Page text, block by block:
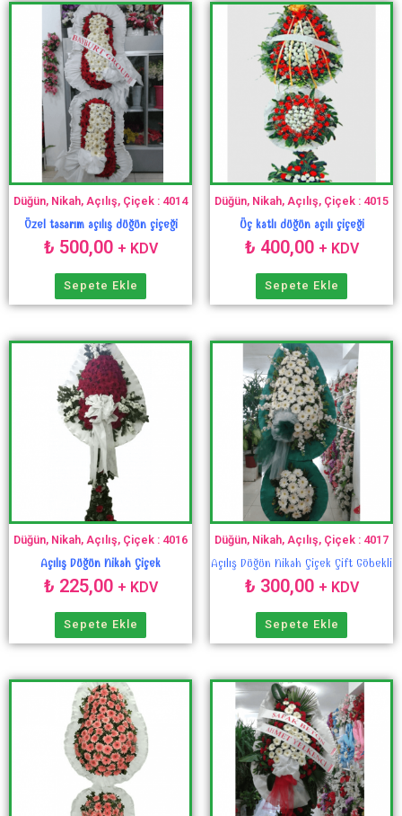
Düğün, Nikah, Açılış, Çiçek : 4014
Özel tasarım açılış düğün çiçeği
₺ 500,00 + KDV
Sepete Ekle
Düğün, Nikah, Açılış, Çiçek : 4015
Üç katlı düğün açılı çiçeği
₺ 400,00 + KDV
Sepete Ekle
Düğün, Nikah, Açılış, Çiçek : 4016
Açılış Düğün Nikah Çiçek
₺ 225,00 + KDV
Sepete Ekle
Düğün, Nikah, Açılış, Çiçek : 4017
Açılış Düğün Nikah Çiçek Çift Göbekli
₺ 300,00 + KDV
Sepete Ekle